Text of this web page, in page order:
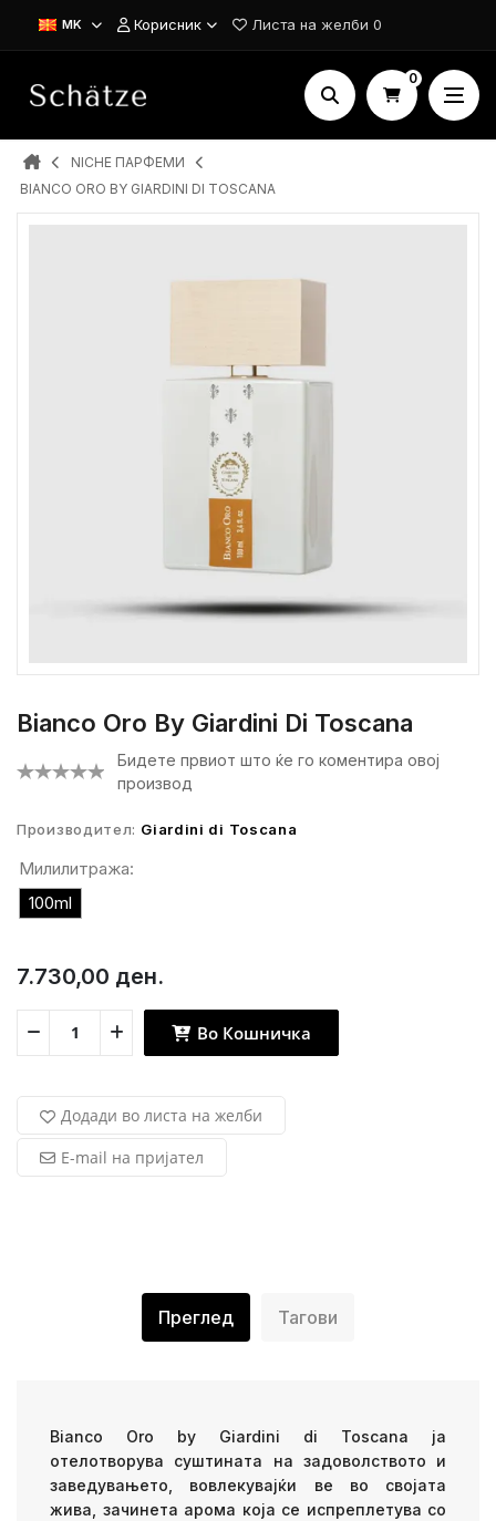
MK Корисник Листа на желби 0
0
NICHE ПАРФЕМИ
BIANCO ORO BY GIARDINI DI TOSCANA
Bianco Oro By Giardini Di Toscana
Бидете првиот што ќе го коментира овој
производ
Производител: Giardini di Toscana
Милилитража:
100ml
7.730,00 ден.
Во Кошничка
Додади во листа на желби
E-mail на пријател
Преглед Тагови
Bianco Oro by Giardini di Toscana ја
отелотворува суштината на задоволството и
заведувањето, вовлекувајќи ве во својата
жива, зачинета арома која се испреплетува со